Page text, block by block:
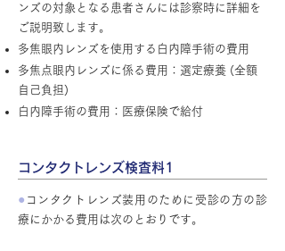
ンズの対象となる患者さんには診察時に詳細を
ご説明致します。
多焦眼内レンズを使用する白内障手術の費用
多焦点眼内レンズに係る費用：選定療養 (全額
自己負担)
白内障手術の費用：医療保険で給付
コンタクトレンズ検査料1
● コンタクトレンズ装用のために受診の方の診
療にかかる費用は次のとおりです。